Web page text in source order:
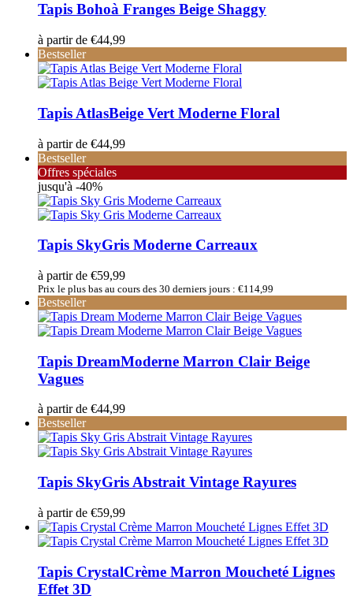
Tapis Bohoà Franges Beige Shaggy
à partir de €44,99
Bestseller
Tapis AtlasBeige Vert Moderne Floral
à partir de €44,99
Bestseller
Offres spéciales
jusqu'à -40%
Tapis SkyGris Moderne Carreaux
à partir de €59,99
Prix le plus bas au cours des 30 derniers jours : €114,99
Bestseller
Tapis DreamModerne Marron Clair Beige
Vagues
à partir de €44,99
Bestseller
Tapis SkyGris Abstrait Vintage Rayures
à partir de €59,99
Tapis CrystalCrème Marron Moucheté Lignes
Effet 3D